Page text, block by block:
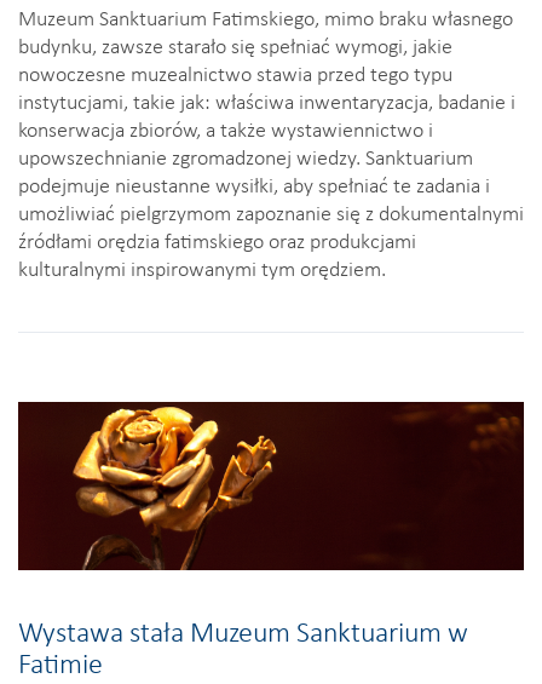
Muzeum Sanktuarium Fatimskiego, mimo braku własnego
budynku, zawsze starało się spełniać wymogi, jakie
nowoczesne muzealnictwo stawia przed tego typu
instytucjami, takie jak: właściwa inwentaryzacja, badanie i
konserwacja zbiorów, a także wystawiennictwo i
upowszechnianie zgromadzonej wiedzy. Sanktuarium
podejmuje nieustanne wysiłki, aby spełniać te zadania i
umożliwiać pielgrzymom zapoznanie się z dokumentalnymi
źródłami orędzia fatimskiego oraz produkcjami
kulturalnymi inspirowanymi tym orędziem.
Wystawa stała Muzeum Sanktuarium w
Fatimie